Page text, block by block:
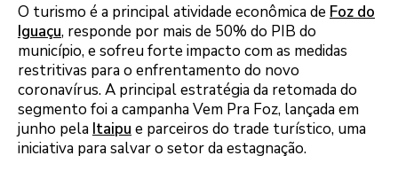
O turismo é a principal atividade econômica de Foz do
Iguaçu, responde por mais de 50% do PIB do
município, e sofreu forte impacto com as medidas
restritivas para o enfrentamento do novo
coronavírus. A principal estratégia da retomada do
segmento foi a campanha Vem Pra Foz, lançada em
junho pela Itaipu e parceiros do trade turístico, uma
iniciativa para salvar o setor da estagnação.